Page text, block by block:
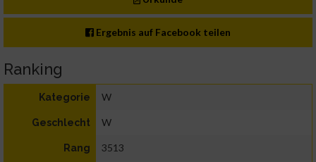
Ergebnis auf Facebook teilen
Ranking
Kategorie W
Geschlecht W
Rang 3513